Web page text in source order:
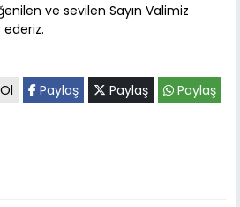
ve sevilen Sayın Valimiz
Paylaş Paylaş Paylaş